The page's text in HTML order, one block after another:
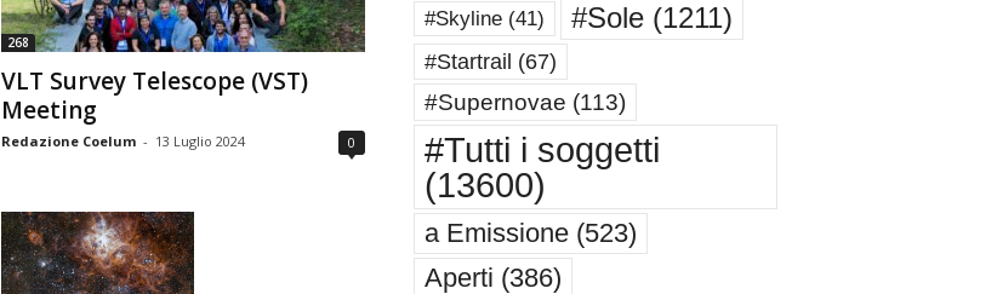
268
VLT Survey Telescope (VST)
Meeting
Redazione Coelum - 13 Luglio 2024 0
#Skyline(41) #Sole(1211)
#Startrail (67)
#Supernovae (113)
#Tutti i soggetti
(13600)
a Emissione(523)
Aperti (386)